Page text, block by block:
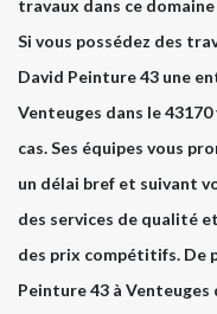
travaux dans ce domaine
Si vous possédez des
David Peinture 43 une
Venteuges dans le
cas. Ses équipes vous
un délai bref et suivant
des services de qualité
des prix compétitifs. De
Peinture 43 à